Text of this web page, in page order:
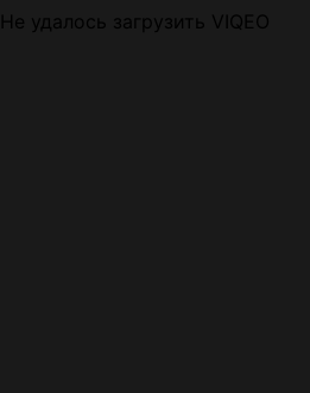
Не удалось загрузить VIQEO